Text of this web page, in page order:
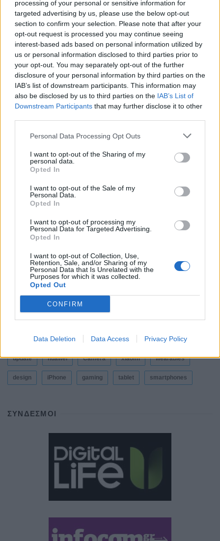
processing of your personal or sensitive information for
targeted advertising by us, please use the below opt-out
section to confirm your selection. Please note that after your
opt-out request is processed you may continue seeing
interest-based ads based on personal information utilized by
us or personal information disclosed to third parties prior to
your opt-out. You may separately opt-out of the further
disclosure of your personal information by third parties on the
IAB’s list of downstream participants. This information may
also be disclosed by us to third parties on the IAB’s List of
Downstream Participants that may further disclose it to other
Personal Data Processing Opt Outs
I want to opt-out of the Sharing of my
personal data.
Opted In
I want to opt-out of the Sale of my
Personal Data.
Opted In
I want to opt-out of processing my
Personal Data for Targeted Advertising.
Opted In
I want to opt-out of Collection, Use,
Retention, Sale, and/or Sharing of my
Personal Data that Is Unrelated with the
Purposes for which it was collected.
Opted Out
CONFIRM
Data Deletion Data Access Privacy Policy
HiLight ονομάζεται τελικά το Pixel Glow
ByΓΙΏΡΓΟΣ ΓΡΊΒΑΣ 3 ημέρες ago
Σε εντυπωσιακή απόχρωση “Dune” το Pixel 11
Pro XL
ByΓΙΏΡΓΟΣ ΓΡΊΒΑΣ 4 ημέρες ago
smartwatches
ΓΙΏΡΓΟΣ ΓΡΊΒΑΣ 5 ημέρες ago
καλοκαιριού έχει την υπογραφή της Xiaomi
By ΓΙΏΡΓΟΣ ΓΡΊΒΑΣ
Η Vodafone στηρίζει τους συνδρομητές της στο
ByΓΙΏΡΓΟΣ ΓΡΊΒΑΣ 31 Ιουλίου, 2026
ΕΤΙΚΕΤΕΣ
android Apple samsung Google
update huawei Camera xiaomi wearables
design iPhone gaming tablet smartphones
ΣΎΝΔΕΣΜΟΙ